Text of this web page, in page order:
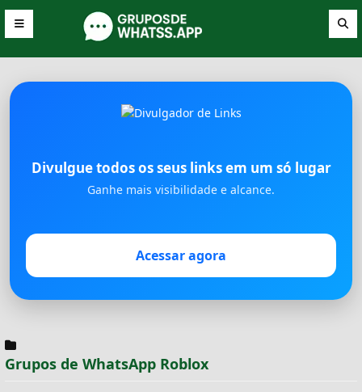
Divulgue todos os seus links em um só lugar
Ganhe mais visibilidade e alcance.
Acessar agora
Grupos de WhatsApp Roblox